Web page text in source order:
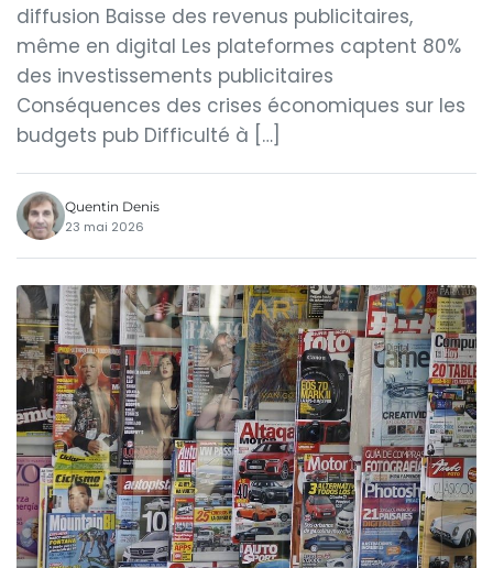
diffusion Baisse des revenus publicitaires,
même en digital Les plateformes captent 80%
des investissements publicitaires
Conséquences des crises économiques sur les
budgets pub Difficulté à […]
Quentin Denis
23 mai 2026